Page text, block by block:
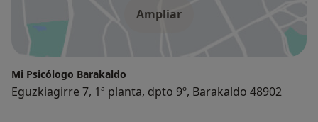
Ampliar
Mi Psicólogo Barakaldo
Eguzkiagirre 7, 1ª planta, dpto 9º, Barakaldo 48902